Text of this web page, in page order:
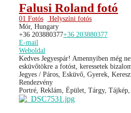
Falusi Roland fotó
01 Fotós
Helyszíni fotós
Mór, Hungary
+36 203880377+36 203880377
E-mail
Weboldal
Kedves Jegyespár! Amennyiben még
esküvőtökre a fotóst, keressetek
Jegyes / Páros, Esküvő, Gyerek,
Rendezvény
Portré, Reklám, Épület, Tárgy,